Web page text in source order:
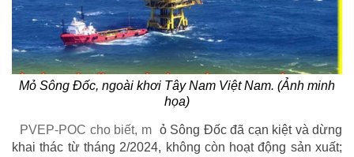
Mỏ Sông Đốc, ngoài khơi Tây Nam Việt Nam. (Ảnh minh
họa)
PVEP-POC cho biết, m
ỏ Sông Đốc đã cạn kiệt và dừng
khai thác từ tháng 2/2024, không còn hoạt động sản xuất;